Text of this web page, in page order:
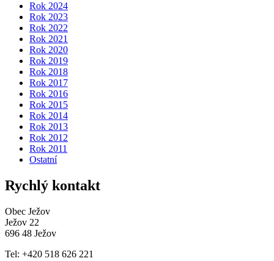
Rok 2024
Rok 2023
Rok 2022
Rok 2021
Rok 2020
Rok 2019
Rok 2018
Rok 2017
Rok 2016
Rok 2015
Rok 2014
Rok 2013
Rok 2012
Rok 2011
Ostatní
Rychlý kontakt
Obec Ježov
Ježov 22
696 48 Ježov
Tel: +420 518 626 221